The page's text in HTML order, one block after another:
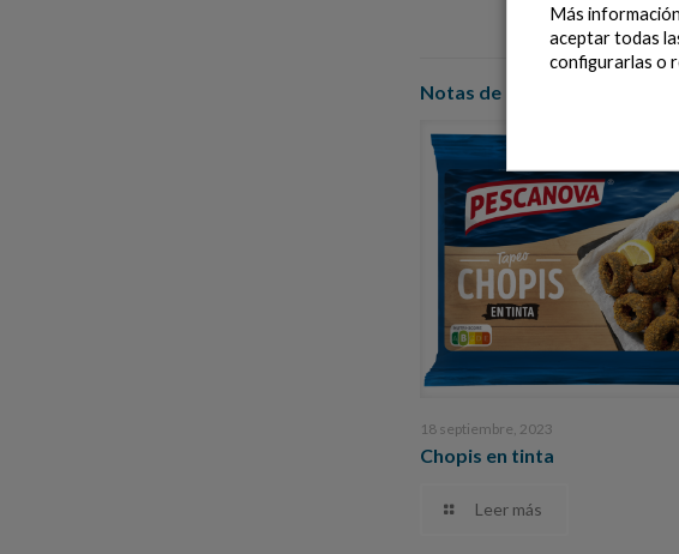
Notas de prensa relacionadas
18 septiembre, 2023
Chopis en tinta
Leer más
Más
aceptar todas
configurarlas o